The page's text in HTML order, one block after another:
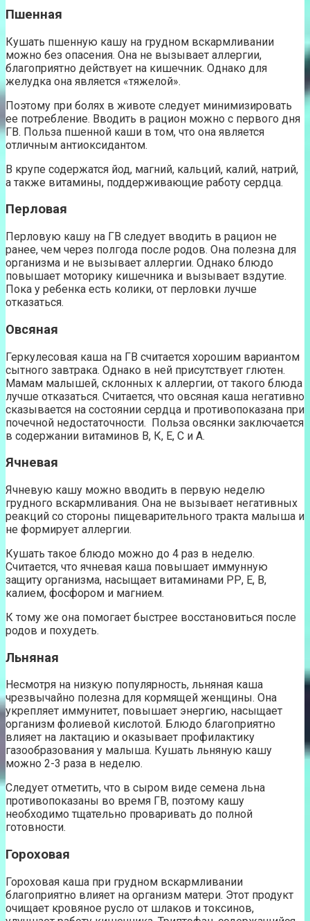
Пшенная
Кушать пшенную кашу на грудном вскармливании
можно без опасения. Она не вызывает аллергии,
благоприятно действует на кишечник. Однако для
желудка она является «тяжелой».
Поэтому при болях в животе следует минимизировать
ее потребление. Вводить в рацион можно с первого дня
ГВ. Польза пшенной каши в том, что она является
отличным антиоксидантом.
В крупе содержатся йод, магний, кальций, калий, натрий,
а также витамины, поддерживающие работу сердца.
Перловая
Перловую кашу на ГВ следует вводить в рацион не
ранее, чем через полгода после родов. Она полезна для
организма и не вызывает аллергии. Однако блюдо
повышает моторику кишечника и вызывает вздутие.
Пока у ребенка есть колики, от перловки лучше
отказаться.
Овсяная
Геркулесовая каша на ГВ считается хорошим вариантом
сытного завтрака. Однако в ней присутствует глютен.
Мамам малышей, склонных к аллергии, от такого блюда
лучше отказаться. Считается, что овсяная каша негативно
сказывается на состоянии сердца и противопоказана при
почечной недостаточности. Польза овсянки заключается
в содержании витаминов В, К, Е, С и А.
Ячневая
Ячневую кашу можно вводить в первую неделю
грудного вскармливания. Она не вызывает негативных
реакций со стороны пищеварительного тракта малыша и
не формирует аллергии.
Кушать такое блюдо можно до 4 раз в неделю.
Считается, что ячневая каша повышает иммунную
защиту организма, насыщает витаминами РР, Е, В,
калием, фосфором и магнием.
К тому же она помогает быстрее восстановиться после
родов и похудеть.
Льняная
Несмотря на низкую популярность, льняная каша
чрезвычайно полезна для кормящей женщины. Она
укрепляет иммунитет, повышает энергию, насыщает
организм фолиевой кислотой. Блюдо благоприятно
влияет на лактацию и оказывает профилактику
газообразования у малыша. Кушать льняную кашу
можно 2-3 раза в неделю.
Следует отметить, что в сыром виде семена льна
противопоказаны во время ГВ, поэтому кашу
необходимо тщательно проваривать до полной
готовности.
Гороховая
Гороховая каша при грудном вскармливании
благоприятно влияет на организм матери. Этот продукт
очищает кровяное русло от шлаков и токсинов,